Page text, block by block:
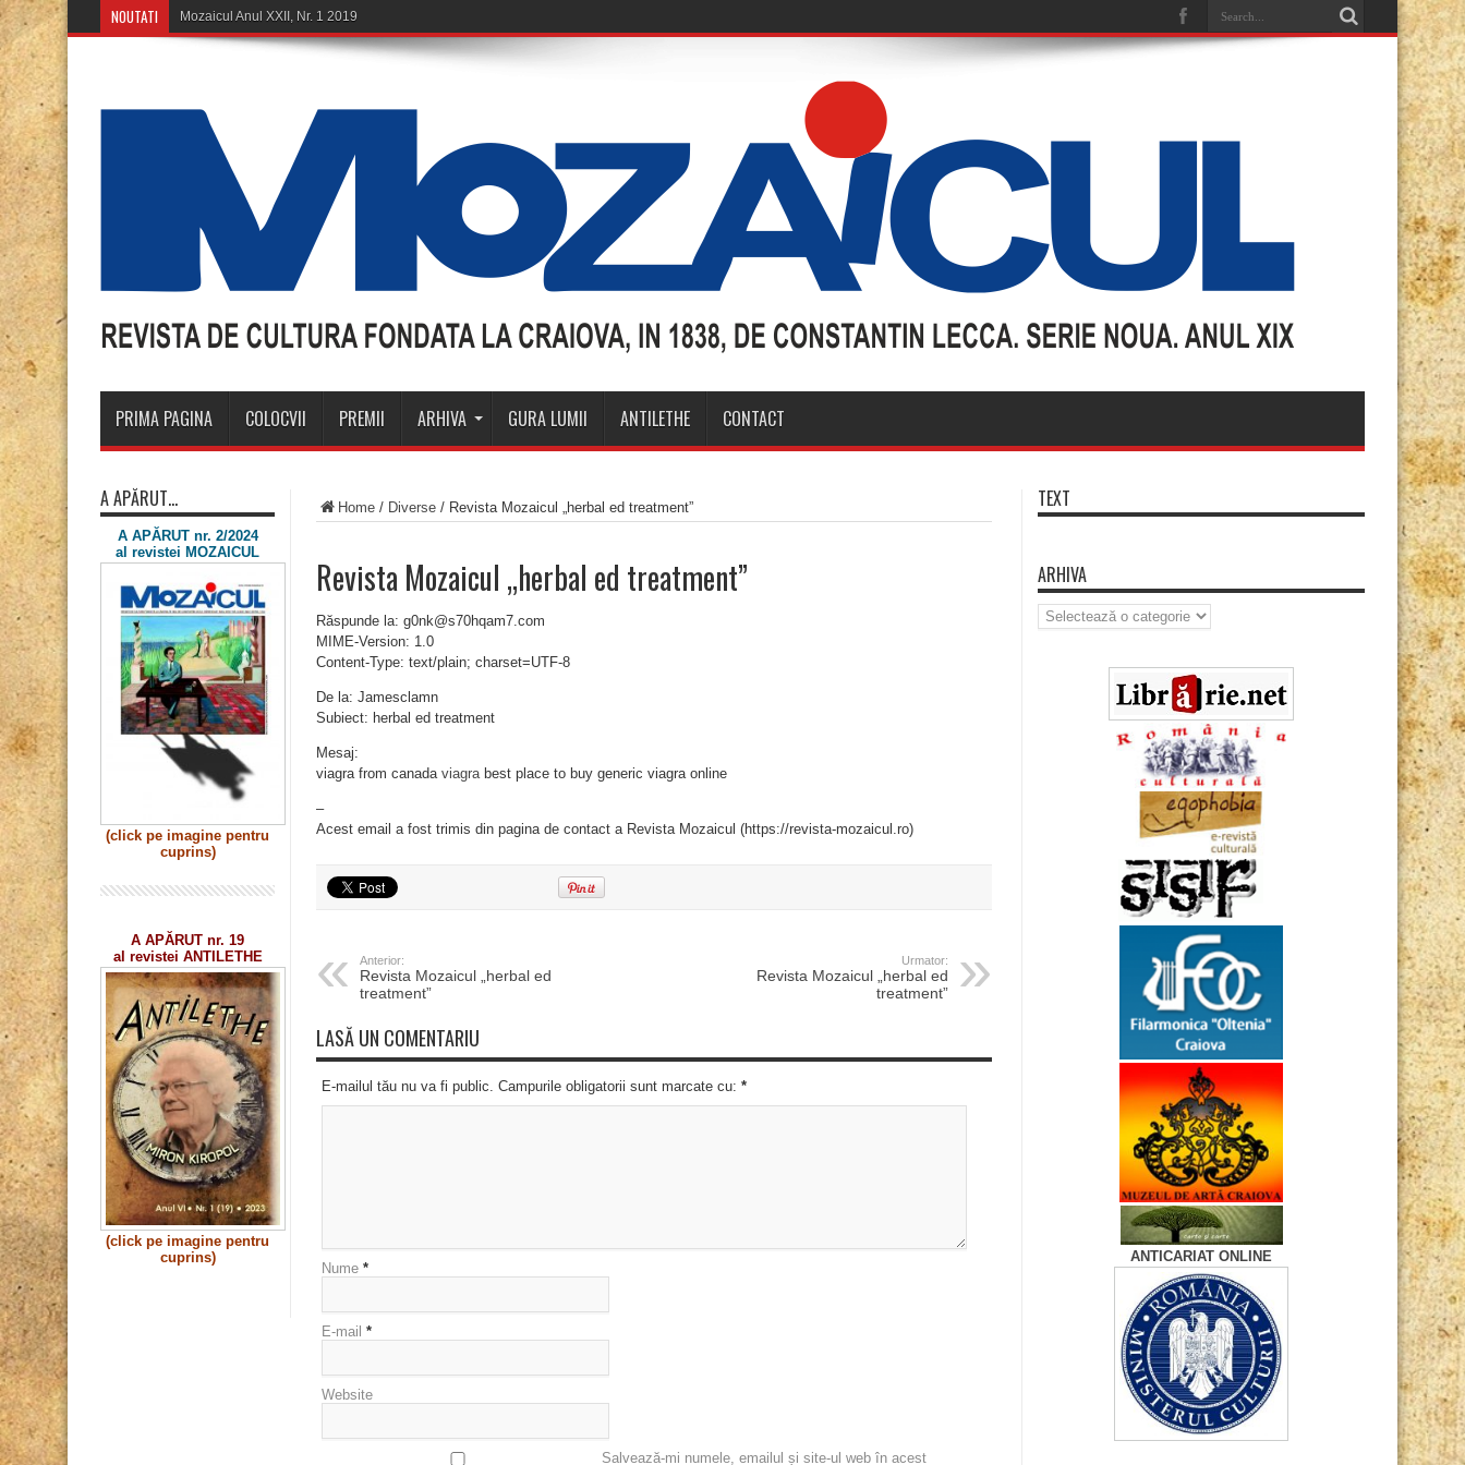
NOUTATI Mozaicul Anul XXII, Nr. 1 2019
PRIMA PAGINA COLOCVII PREMII ARHIVA GURA LUMII ANTILETHE CONTACT
Home / Diverse / Revista Mozaicul „herbal ed treatment”
Revista Mozaicul „herbal ed treatment”
Răspunde la: g0nk@s70hqam7.com
MIME-Version: 1.0
Content-Type: text/plain; charset=UTF-8
De la: Jamesclamn
Subiect: herbal ed treatment
Mesaj:
viagra from canada viagrabest place to buy generic viagra online
–
Acest email a fost trimis din pagina de contact a Revista Mozaicul (https://revista-mozaicul.ro)
Anterior:
Revista Mozaicul „herbal ed
treatment”
Urmator:
Revista Mozaicul „herbal ed
treatment”
LASĂ UN COMENTARIU
E-mailul tău nu va fi public. Campurile obligatorii sunt marcate cu: *
Nume *
E-mail *
Website
Salvează-mi numele, emailul și site-ul web în acest
A APĂRUT…
A APĂRUT nr. 2/2024
al revistei MOZAICUL
(click pe imagine pentru
cuprins)
A APĂRUT nr. 19
al revistei ANTILETHE
(click pe imagine pentru
cuprins)
TEXT
ARHIVA
Arhiva
ANTICARIAT ONLINE